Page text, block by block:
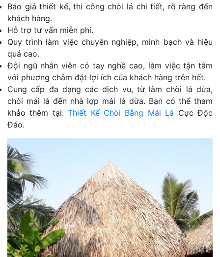
Báo giá thiết kế, thi công chòi lá chi tiết, rõ ràng đến
khách hàng.
Hỗ trợ tư vấn miễn phí.
Quy trình làm việc chuyên nghiệp, minh bạch và hiệu
quả cao.
Đội ngũ nhân viên có tay nghề cao, làm việc tận tâm
với phương châm đặt lợi ích của khách hàng trên hết.
Cung cấp đa dạng các dịch vụ, từ làm chòi lá dừa,
chòi mái lá đến nhà lợp mái lá dừa. Bạn có thể tham
khảo thêm tại:Thiết Kế Chòi Bằng Mái Lá Cực Độc
Đáo.